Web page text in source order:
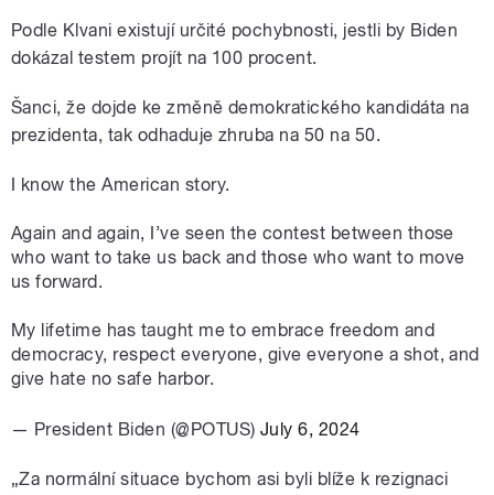
Podle Klvani existují určité pochybnosti, jestli by Biden
dokázal testem projít na 100 procent.
Šanci, že dojde ke změně demokratického kandidáta na
prezidenta, tak odhaduje zhruba na 50 na 50.
I know the American story.
Again and again, I’ve seen the contest between those
who want to take us back and those who want to move
us forward.
My lifetime has taught me to embrace freedom and
democracy, respect everyone, give everyone a shot, and
give hate no safe harbor.
— President Biden (@POTUS) July 6, 2024
„Za normální situace bychom asi byli blíže k rezignaci